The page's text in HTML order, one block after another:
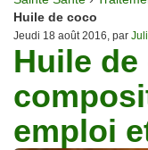
Nutrition
Pathologie
Psychologie
Recherches
Huile de coco
Jeudi 18 août 2016, par
Huile
emploi